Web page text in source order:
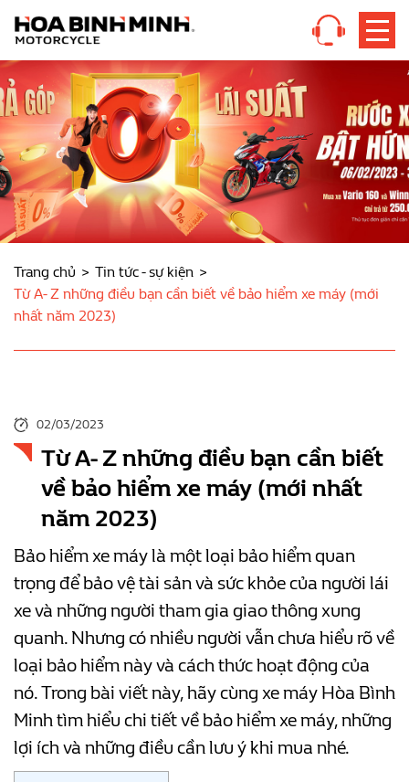
Trang chủ
Tin tức - sự kiện
Từ A- Z những điều bạn cần biết về bảo hiểm xe máy (mới
nhất năm 2023)
02/03/2023
Từ A- Z những điều bạn cần biết
về bảo hiểm xe máy (mới nhất
năm 2023)
Bảo hiểm xe máy là một loại bảo hiểm quan
trọng để bảo vệ tài sản và sức khỏe của người lái
xe và những người tham gia giao thông xung
quanh. Nhưng có nhiều người vẫn chưa hiểu rõ về
loại bảo hiểm này và cách thức hoạt động của
nó. Trong bài viết này, hãy cùng xe máy Hòa Bình
Minh tìm hiểu chi tiết về bảo hiểm xe máy, những
lợi ích và những điều cần lưu ý khi mua nhé.